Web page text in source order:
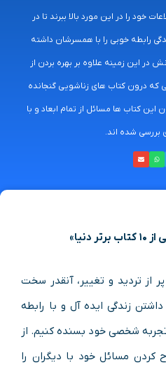
خود را در این مورد بالا ببرند تا در
رابطه خوبی را با همسرشان داشته
در این زمینه علاوه بر بهره بردن از
که درون کتاب های زناشویی گنجانده
این کتاب ها مسائل از تمام ابعاد و با
بررسی شده اند.
از تردید و تغییر، آنقدر سخت
زندگی ایده آل و با رابطه
شخصی خود بسنده کنیم. از
کردن مسائل خود با دیگران را